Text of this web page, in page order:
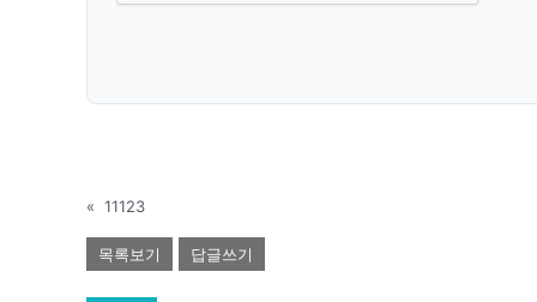
« 11123
목록보기 답글쓰기